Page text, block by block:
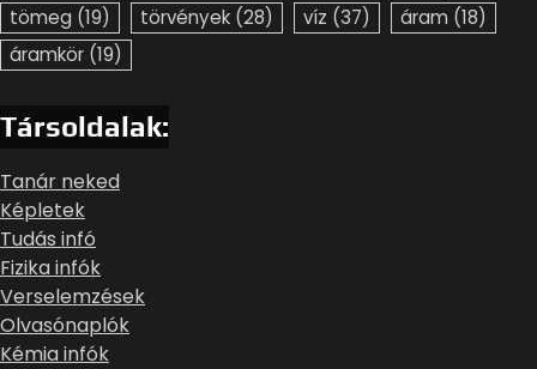
tömeg (19) törvények (28) víz (37) áram (18)
áramkör (19)
Társoldalak:
Tanár neked
Képletek
Tudás infó
Fizika infók
Verselemzések
Olvasónaplók
Kémia infók